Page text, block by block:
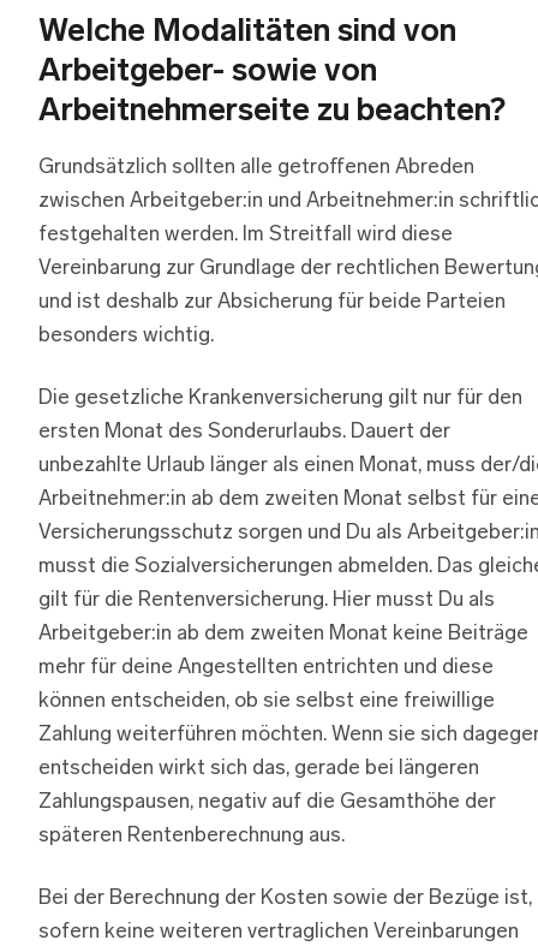
Welche Modalitäten sind von
Arbeitgeber- sowie von
Arbeitnehmerseite zu beachten?
Grundsätzlich sollten alle getroffenen Abreden
zwischen Arbeitgeber:in und Arbeitnehmer:in
festgehalten werden. Im Streitfall wird diese
Vereinbarung zur Grundlage der rechtlichen
und ist deshalb zur Absicherung für beide Parteien
besonders wichtig.
Die gesetzliche Krankenversicherung gilt nur für den
ersten Monat des Sonderurlaubs. Dauert der
unbezahlte Urlaub länger als einen Monat, muss der/
Arbeitnehmer:in ab dem zweiten Monat selbst für
Versicherungsschutz sorgen und Du als
musst die Sozialversicherungen abmelden. Das
gilt für die Rentenversicherung. Hier musst Du als
Arbeitgeber:in ab dem zweiten Monat keine Beiträge
mehr für deine Angestellten entrichten und diese
können entscheiden, ob sie selbst eine freiwillige
Zahlung weiterführen möchten. Wenn sie sich
entscheiden wirkt sich das, gerade bei längeren
Zahlungspausen, negativ auf die Gesamthöhe der
späteren Rentenberechnung aus.
Bei der Berechnung der Kosten sowie der Bezüge ist,
sofern keine weiteren vertraglichen Vereinbarungen